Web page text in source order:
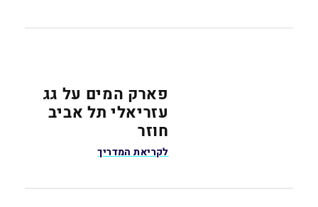
פארק המים על גג
עזריאלי תל אביב
חוזר
לקריאת המדריך